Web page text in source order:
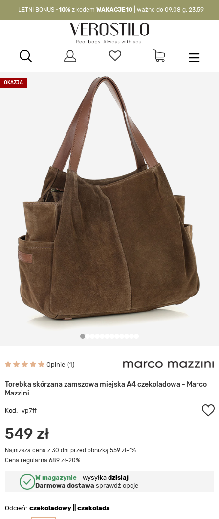
LETNI BONUS -10% z kodem WAKACJE10 | ważne do 09.08 g. 23:59
WAKACJE10| nie dotyczy produktów z flagą OKAZJA >
OKAZJA
Opinie 1
Torebka skórzana zamszowa miejska A4 czekoladowa - Marco
Mazzini
Kod: vp7ff
549 zł
Najniższa cena z 30 dni przed obniżką 559 zł-1%
Cena regularna 689 zł-20%
W magazynie - wysyłka dzisiaj
Darmowa dostawa sprawdź opcje
Odcień czekoladowy || czekolada